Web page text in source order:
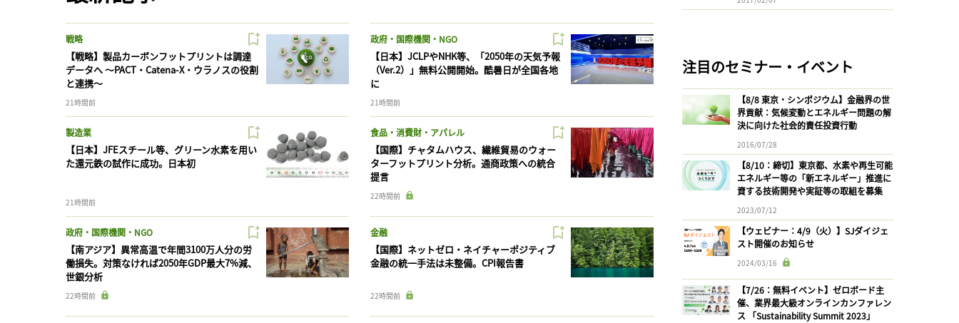
戦略
【戦略】製品カーボンフットプリントは調達
データへ 〜PACT・Catena-X・ウラノスの役割
と連携〜
21時間前
政府・国際機関・NGO
【日本】JCLPやNHK等、「2050年の天気予報
（Ver.2）」無料公開開始。酷暑日が全国各地
に
21時間前
製造業
【日本】JFEスチール等、グリーン水素を用い
た還元鉄の試作に成功。日本初
21時間前
食品・消費財・アパレル
【国際】チャタムハウス、繊維貿易のウォー
ターフットプリント分析。通商政策への統合
提言
22時間前
政府・国際機関・NGO
【南アジア】異常高温で年間3100万人分の労
働損失。対策なければ2050年GDP最大7%減、
世銀分析
22時間前
金融
【国際】ネットゼロ・ネイチャーポジティブ
金融の統一手法は未整備。CPI報告書
22時間前
注目のセミナー・イベント
【8/8 東京・シンポジウム】金融界の世
界貢献：気候変動とエネルギー問題の解
決に向けた社会的責任投資行動
2016/07/28
【8/10：締切】東京都、水素や再生可能
エネルギー等の「新エネルギー」推進に
資する技術開発や実証等の取組を募集
2023/07/12
【ウェビナー：4/9（火）】SJダイジェ
スト開催のお知らせ
2024/03/16
【7/26：無料イベント】ゼロボード主
催、業界最大級オンラインカンファレン
ス 「Sustainability Summit 2023」